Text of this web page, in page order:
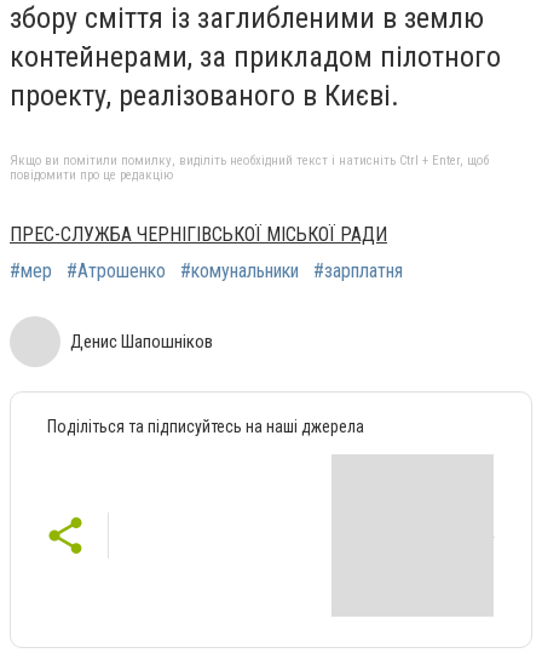
збору сміття із заглибленими в землю
контейнерами, за прикладом пілотного
проекту, реалізованого в Києві.
Якщо ви помітили помилку, виділіть необхідний текст і натисніть Ctrl + Enter, щоб
повідомити про це редакцію
ПРЕС-СЛУЖБА ЧЕРНІГІВСЬКОЇ МІСЬКОЇ РАДИ
#мер
#Атрошенко #комунальники #зарплатня
Денис Шапошніков
Поділіться та підписуйтесь на наші джерела